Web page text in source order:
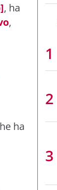
, ha
,
ha